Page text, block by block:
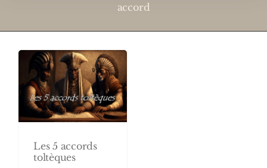
accord
Les 5 accords
toltèques